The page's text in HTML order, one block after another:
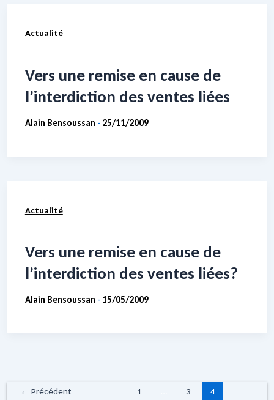
Actualité
Vers une remise en cause de
l’interdiction des ventes liées
Alain Bensoussan - 25/11/2009
Actualité
Vers une remise en cause de
l’interdiction des ventes liées?
Alain Bensoussan - 15/05/2009
← Précédent 1 3 4